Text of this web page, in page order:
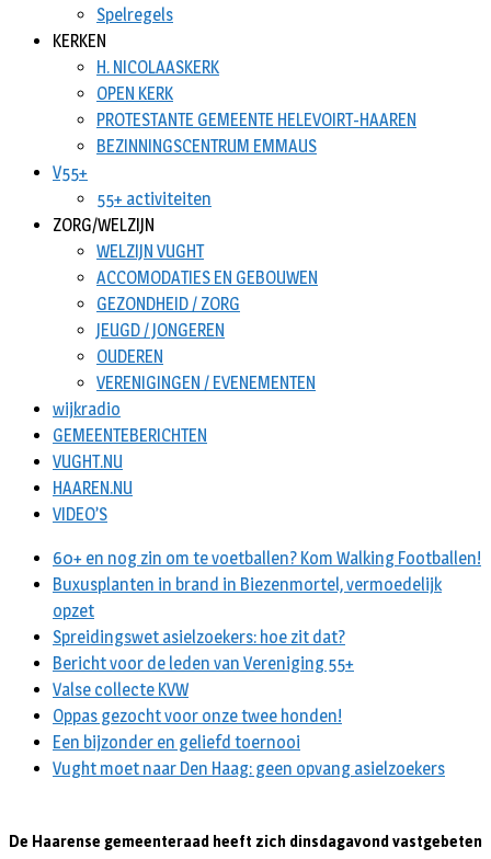
Spelregels
KERKEN
H. NICOLAASKERK
OPEN KERK
PROTESTANTE GEMEENTE HELEVOIRT-HAAREN
BEZINNINGSCENTRUM EMMAUS
V55+
55+ activiteiten
ZORG/WELZIJN
WELZIJN VUGHT
ACCOMODATIES EN GEBOUWEN
GEZONDHEID / ZORG
JEUGD / JONGEREN
OUDEREN
VERENIGINGEN / EVENEMENTEN
wijkradio
GEMEENTEBERICHTEN
VUGHT.NU
HAAREN.NU
VIDEO’S
60+ en nog zin om te voetballen? Kom Walking Footballen!
Buxusplanten in brand in Biezenmortel, vermoedelijk
opzet
Spreidingswet asielzoekers: hoe zit dat?
Bericht voor de leden van Vereniging 55+
Valse collecte KVW
Oppas gezocht voor onze twee honden!
Een bijzonder en geliefd toernooi
Vught moet naar Den Haag: geen opvang asielzoekers
De Haarense gemeenteraad heeft zich dinsdagavond vastgebeten